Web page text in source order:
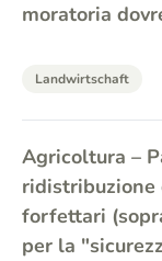
moratoria
Landwirtschaft
Agricoltura –
forfettari
per la